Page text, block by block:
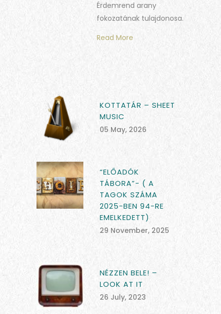
Érdemrend arany
fokozatának tulajdonosa.
Read More
KOTTATÁR – SHEET
MUSIC
05 May, 2026
“ELŐADÓK
TÁBORA”- ( A
TAGOK SZÁMA
2025-BEN 94-RE
EMELKEDETT)
29 November, 2025
NÉZZEN BELE! –
LOOK AT IT
26 July, 2023